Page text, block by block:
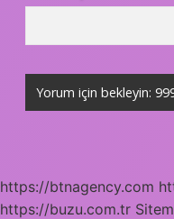
https://btnagency.com
https://buzu.com.tr